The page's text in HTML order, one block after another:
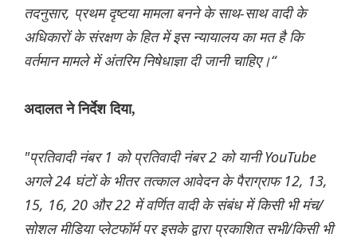
तदनुसार, प्रथम दृष्टया मामला बनने के साथ-साथ वादी के
अधिकारों के संरक्षण के हित में इस न्यायालय का मत है कि
वर्तमान मामले में अंतरिम निषेधाज्ञा दी जानी चाहिए।“
अदालत ने निर्देश दिया,
"प्रतिवादी नंबर 1 को प्रतिवादी नंबर 2 को यानी YouTube
अगले 24 घंटों के भीतर तत्काल आवेदन के पैराग्राफ 12, 13,
15, 16, 20 और 22 में वर्णित वादी के संबंध में किसी भी मंच/
सोशल मीडिया प्लेटफॉर्म पर इसके द्वारा प्रकाशित सभी/किसी भी